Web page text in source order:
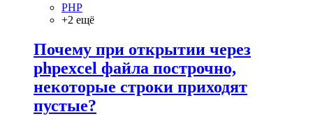
PHP
+2 ещё
Почему при открытии через
phpexcel файла построчно,
некоторые строки приходят
пустые?